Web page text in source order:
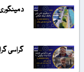
د
گراسی